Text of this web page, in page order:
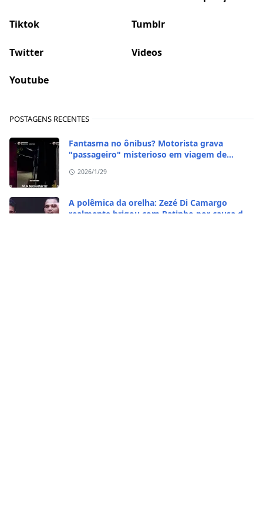
Tiktok Tumblr
Twitter Videos
Youtube
POSTAGENS RECENTES
Fantasma no ônibus? Motorista grava
"passageiro" misterioso em viagem de
2026/1/29
A polêmica da orelha: Zezé Di Camargo
realmente brigou com Ratinho por causa do